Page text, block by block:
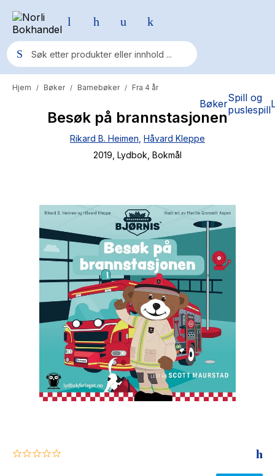
BøkerSpill og
puslespill
Populære søk
Pokemon
One piece
Fury Bound - Sable Sorensen
Elizabeth Strout
Hitster
Hypopressiv trening
The Housemaid
Hjem / Bøker / Barnebøker / Fra 4 år
Besøk på brannstasjonen
Rikard B. Heimen Håvard Kleppe
2019 , Lydbok , Bokmål
0.0